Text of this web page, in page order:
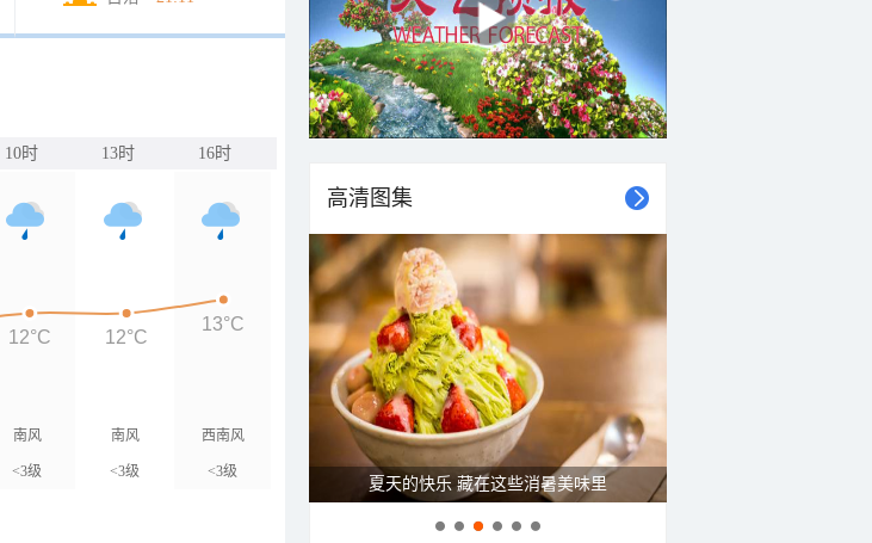
10时 13时 16时
南风
<3级
南风
<3级
西南风
<3级
12°C 12°C
13°C
高清图集
夏天的快乐 藏在这些消暑美味里